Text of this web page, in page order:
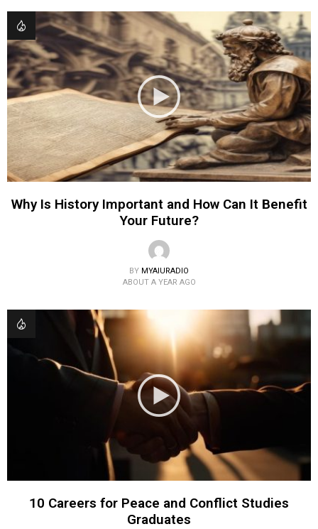
Why Is History Important and How Can It Benefit
Your Future?
BY MYAIURADIO
ABOUT A YEAR AGO
10 Careers for Peace and Conflict Studies
Graduates